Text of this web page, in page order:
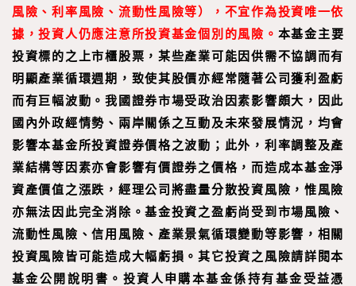
風險、利率風險、流動性風險等），不宜作為投資唯一依
據，投資人仍應注意所投資基金個別的風險。 本基金主要
投資標的之上市櫃股票，某些產業可能因供需不協調而有
明顯產業循環週期，致使其股價亦經常隨著公司獲利盈虧
而有巨幅波動。我國證券市場受政治因素影響頗大，因此
國內外政經情勢、兩岸關係之互動及未來發展情況，均會
影響本基金所投資證券價格之波動；此外，利率調整及產
業結構等因素亦會影響有價證券之價格，而造成本基金淨
資產價值之漲跌，經理公司將盡量分散投資風險，惟風險
亦無法因此完全消除。基金投資之盈虧尚受到市場風險、
流動性風險、信用風險、產業景氣循環變動等影響，相關
投資風險皆可能造成大幅虧損。其它投資之風險請詳閱本
基金公開說明書。投資人申購本基金係持有基金受益憑